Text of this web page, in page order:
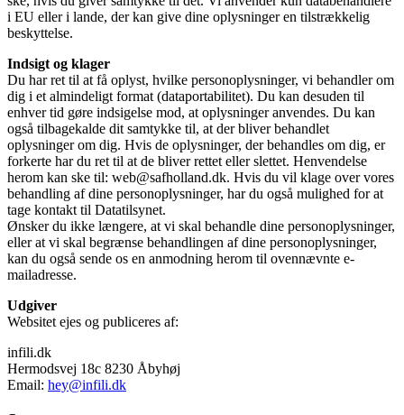
i EU eller i lande, der kan give dine oplysninger en tilstrækkelig
beskyttelse.
Indsigt og klager
Du har ret til at få oplyst, hvilke personoplysninger, vi behandler om
dig i et almindeligt format (dataportabilitet). Du kan desuden til
enhver tid gøre indsigelse mod, at oplysninger anvendes. Du kan
også tilbagekalde dit samtykke til, at der bliver behandlet
oplysninger om dig. Hvis de oplysninger, der behandles om dig, er
forkerte har du ret til at de bliver rettet eller slettet. Henvendelse
herom kan ske til: web@safholland.dk. Hvis du vil klage over vores
behandling af dine personoplysninger, har du også mulighed for at
tage kontakt til Datatilsynet.
Ønsker du ikke længere, at vi skal behandle dine personoplysninger,
eller at vi skal begrænse behandlingen af dine personoplysninger,
kan du også sende os en anmodning herom til ovennævnte e-
mailadresse.
Udgiver
Websitet ejes og publiceres af:
infili.dk
Hermodsvej 18c 8230 Åbyhøj
Email: hey@infili.dk